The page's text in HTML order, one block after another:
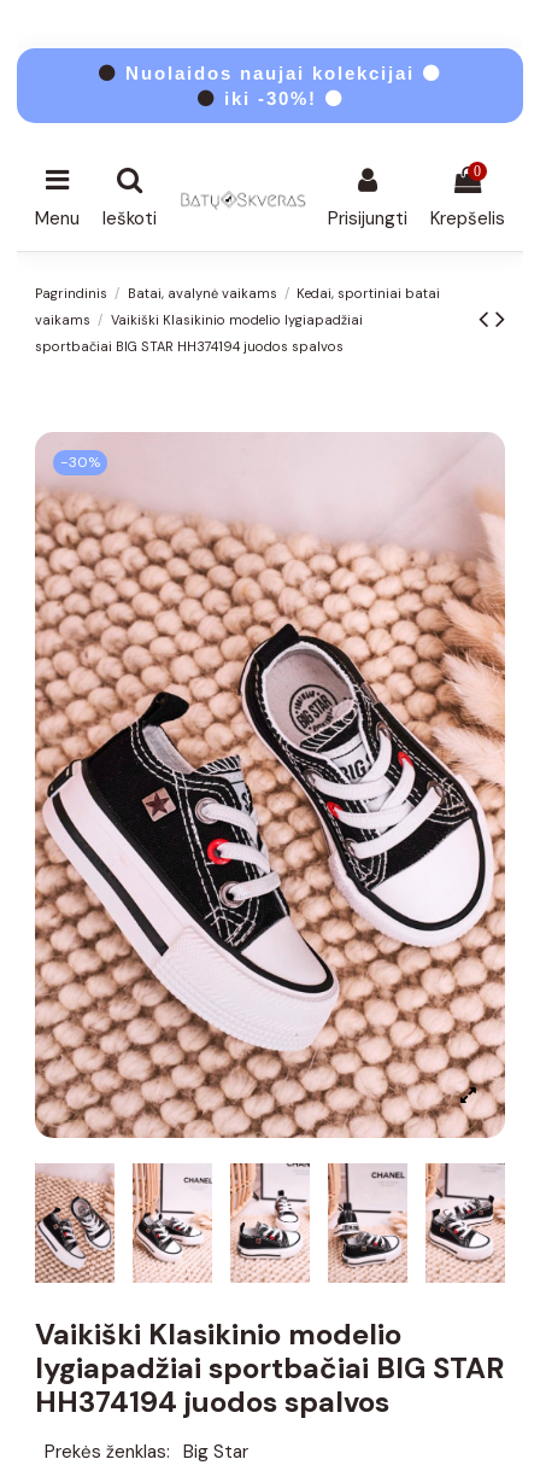
⚫ Nuolaidos naujai kolekcijai ⚫
⚫ iki -30%! ⚫
Menu Ieškoti Prisijungti
0
Krepšelis
Pagrindinis Batai, avalynė vaikams
Kedai, sportiniai batai
vaikams
Vaikiški Klasikinio modelio lygiapadžiai
sportbačiai BIG STAR HH374194 juodos spalvos
−30%
Vaikiški Klasikinio modelio
lygiapadžiai sportbačiai BIG STAR
HH374194 juodos spalvos
Prekės ženklas: Big Star